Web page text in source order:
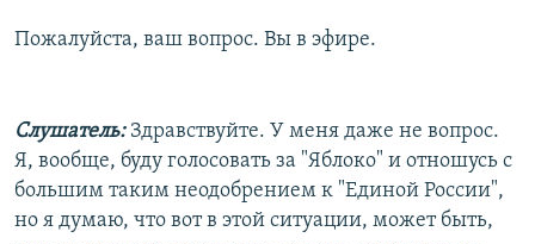
Пожалуйста, ваш вопрос. Вы в эфире.
Слушатель:Здравствуйте. У меня даже не вопрос.
Я, вообще, буду голосовать за "Яблоко" и отношусь с
большим таким неодобрением к "Единой России",
но я думаю, что вот в этой ситуации, может быть,